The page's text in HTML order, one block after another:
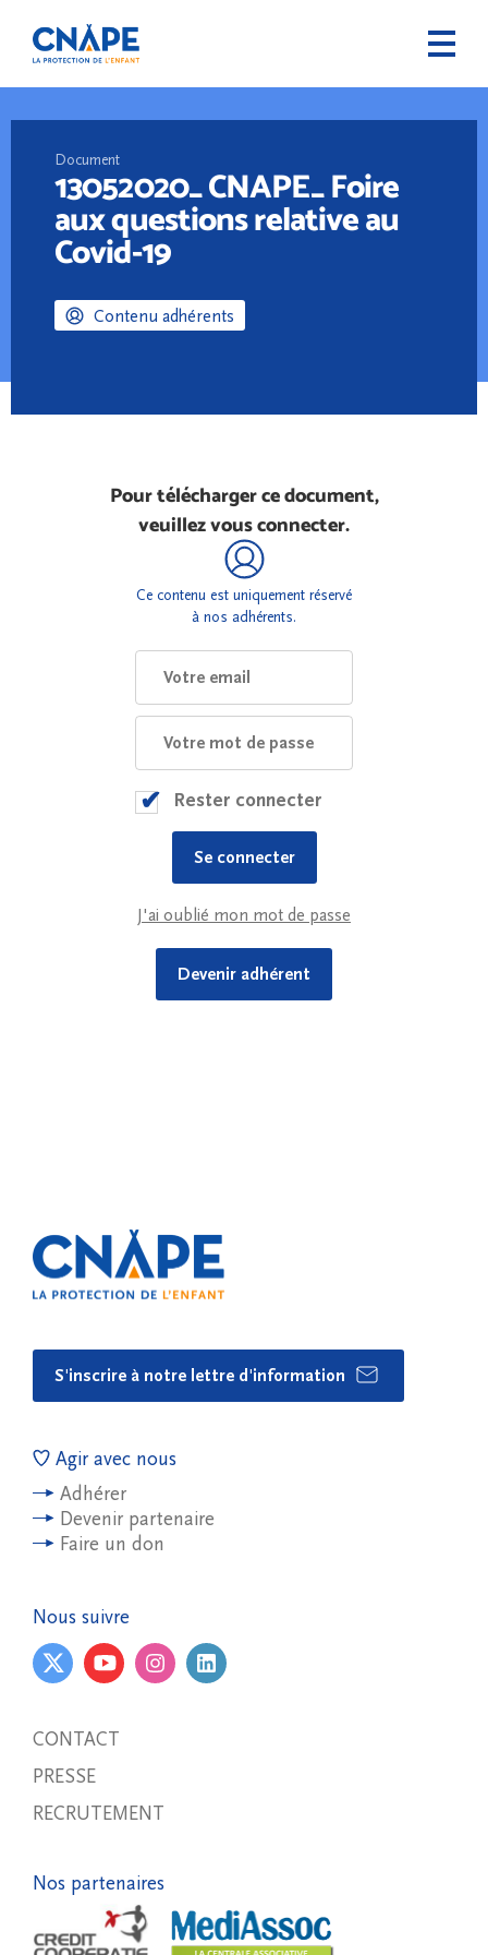
Document
13052020_ CNAPE_ Foire
aux questions relative au
Covid-19
Contenu adhérents
Pour télécharger ce document,
veuillez vous connecter.
Ce contenu est uniquement réservé
à nos adhérents.
Rester connecter
J'ai oublié mon mot de passe
Devenir adhérent
S'inscrire à notre lettre d'information
Agir avec nous
Adhérer
Devenir partenaire
Faire un don
Nous suivre
CONTACT
PRESSE
RECRUTEMENT
Nos partenaires